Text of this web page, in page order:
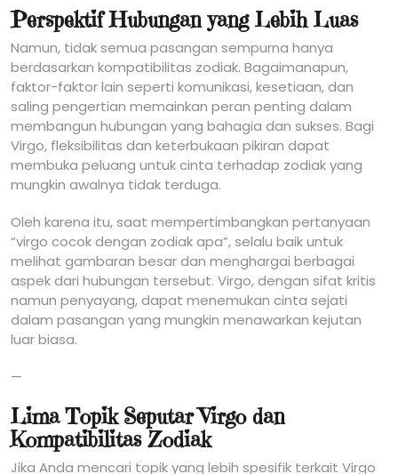
Perspektif Hubungan yang Lebih Luas
Namun, tidak semua pasangan sempurna hanya
berdasarkan kompatibilitas zodiak. Bagaimanapun,
faktor-faktor lain seperti komunikasi, kesetiaan, dan
saling pengertian memainkan peran penting dalam
membangun hubungan yang bahagia dan sukses. Bagi
Virgo, fleksibilitas dan keterbukaan pikiran dapat
membuka peluang untuk cinta terhadap zodiak yang
mungkin awalnya tidak terduga.
Oleh karena itu, saat mempertimbangkan pertanyaan
“virgo cocok dengan zodiak apa”, selalu baik untuk
melihat gambaran besar dan menghargai berbagai
aspek dari hubungan tersebut. Virgo, dengan sifat kritis
namun penyayang, dapat menemukan cinta sejati
dalam pasangan yang mungkin menawarkan kejutan
luar biasa.
—
Lima Topik Seputar Virgo dan
Kompatibilitas Zodiak
Jika Anda mencari topik yang lebih spesifik terkait Virgo